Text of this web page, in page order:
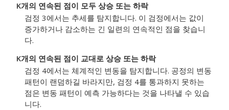
K개의 연속된 점이 모두 상승 또는 하락
검정 3에서는 추세를 탐지합니다. 이 검정에서는 값이
증가하거나 감소하는 긴 일련의 연속적인 점을 찾습니
다.
K개의 연속된 점이 교대로 상승 또는 하락
검정 4에서는 체계적인 변동을 탐지합니다. 공정의 변동
패턴이 랜덤하길 바라지만, 검정 4를 통과하지 못하는
점은 변동 패턴이 예측 가능하다는 것을 나타낼 수 있습
니다.